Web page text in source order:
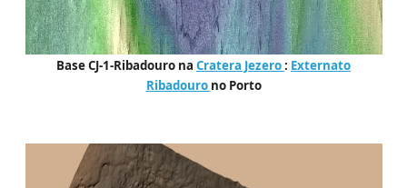
Base CJ-1-Ribadouro na Cratera Jezero: Externato
Ribadouro no Porto